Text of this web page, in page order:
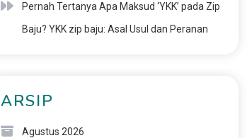
Pernah Tertanya Apa Maksud ‘YKK’ pada Zip
Baju? YKK zip baju: Asal Usul dan Peranan
ARSIP
Agustus 2026